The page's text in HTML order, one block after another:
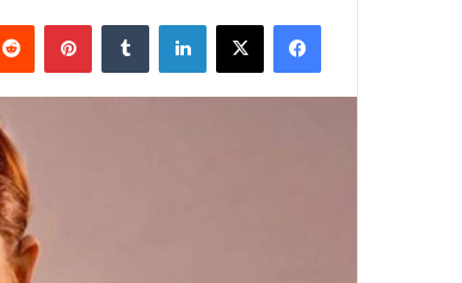
فيسبوك ‫X لينكدإن